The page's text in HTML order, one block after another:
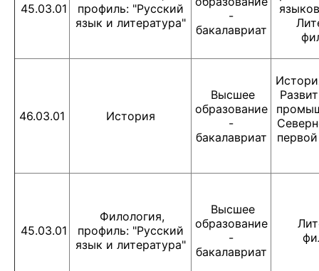
45.03.01
профиль: "Русский
язык и литература"
-
бакалавриат
46.03.01 История
Высшее
образование
-
бакалавриат
45.03.01
Филология,
профиль: "Русский
язык и литература"
Высшее
образование
-
бакалавриат